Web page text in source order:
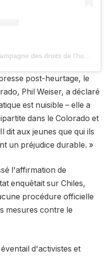
post-heurtage, le
Phil Weiser, a déclaré
est nuisible – elle a
dans le Colorado et
dit aux jeunes que qui ils
un préjudice durable. »
l'affirmation de
enquêtait sur Chiles,
procédure officielle
mesures contre le
d'activistes et